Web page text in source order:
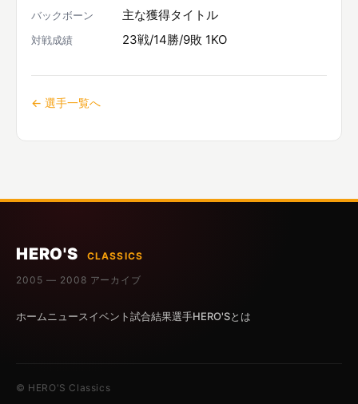
バックボーン 主な獲得タイトル
対戦成績 23戦/14勝/9敗 1KO
← 選手一覧へ
HERO'S
CLASSICS
2005 — 2008 アーカイブ
ホームニュースイベント試合結果選手HERO'Sとは
© HERO'S Classics